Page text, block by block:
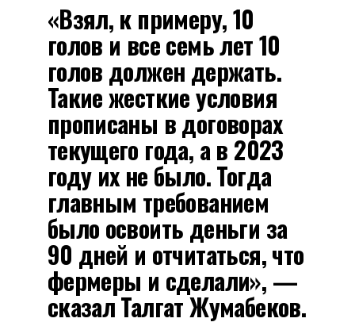
«Взял, к примеру, 10
голов и все семь лет 10
голов должен держать.
Такие жесткие условия
прописаны в договорах
текущего года, а в 2023
году их не было. Тогда
главным требованием
было освоить деньги за
90 дней и отчитаться, что
фермеры и сделали», —
сказал Талгат Жумабеков.